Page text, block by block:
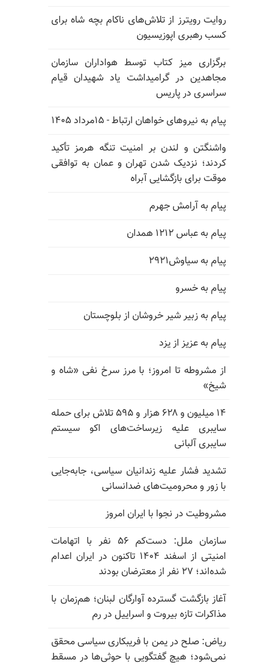
روایت رویترز از تلاش‌های ناکام بچه شاه برای
کسب رهبری اپوزیسیون
برگزاری میز کتاب توسط هواداران سازمان
مجاهدین در گرامیداشت یاد شهیدان قیام
سراسری در پاریس
پیام به نیروهای خواهان ارتباط - ۱۵مرداد ۱۴۰۵
واشنگتن و لندن بر امنیت تنگه هرمز تأکید
کردند؛ نزدیک شدن تهران و عمان به توافقی
موقت برای بازگشایی آبراه
پیام به آرامش جهرم
پیام به عباس ۱۲۱۲ همدان
پیام به سیاوش۲۹۲۱
پیام به خسرو
پیام به زبیر شیر خروشان از بلوچستان
پیام به عزیز از یزد
از مشروطه تا امروز؛ با مرز سرخ نفی «شاه و
شیخ»
۱۴ میلیون و ۶۲۸ هزار و ۵۹۵ تلاش برای حمله
سایبری علیه زیرساخت‌های اکو سیستم
سایبری آلبانی
تشدید فشار علیه زندانیان سیاسی، جابه‌جایی
با زور و محرومیت‌های ضدانسانی
مشروطیت در نجوا با ایران امروز
سازمان ملل: دست‌کم ۵۶ نفر با اتهامات
امنیتی از اسفند ۱۴۰۴ تاکنون در ایران اعدام
شده‌اند؛ ۲۷ نفر از معترضان بودند
آغاز بازگشت گسترده آوارگان لبنان؛ هم‌زمان با
مذاکرات تازه بیروت و اسراییل در رم
ریاض: صلح در یمن با فریبکاری سیاسی محقق
نمی‌شود؛ هیچ گفتگویی با حوثی‌ها در مسقط